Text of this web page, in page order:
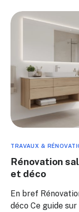
TRAVAUX &
Rénovation
et déco
En bref
déco Ce guide